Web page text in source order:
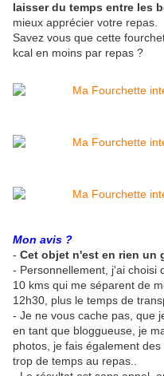
laisser du temps entre les
mieux apprécier votre repas.
Savez vous que cette
kcal en moins par repas ?
Mon avis ?
- Cet objet n'est en rien un
- Personnellement, j'ai choisi
10 kms qui me séparent de
12h30, plus le temps de
- Je ne vous cache pas, que
en tant que bloggueuse, je
photos, je fais également
trop de temps au repas..